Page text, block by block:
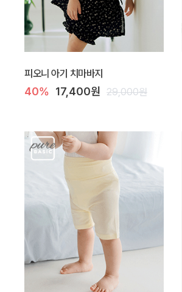
피오니 아기 치마바지
40% 17,400원 29,000원